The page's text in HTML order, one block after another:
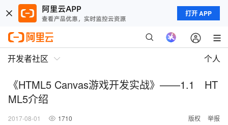
打开 APP
开发者社区 个人
《HTML5 Canvas游戏开发实战》——1.1 HT
ML5介绍
2017-08-01 1710 版权 举报